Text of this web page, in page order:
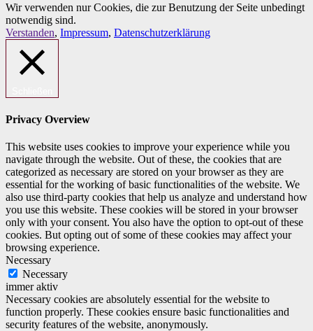
Wir verwenden nur Cookies, die zur Benutzung der Seite unbedingt
notwendig sind.
Verstanden, Impressum, Datenschutzerklärung
Privacy Overview
This website uses cookies to improve your experience while you
navigate through the website. Out of these, the cookies that are
categorized as necessary are stored on your browser as they are
essential for the working of basic functionalities of the website. We
also use third-party cookies that help us analyze and understand how
you use this website. These cookies will be stored in your browser
only with your consent. You also have the option to opt-out of these
cookies. But opting out of some of these cookies may affect your
browsing experience.
Necessary
Necessary
immer aktiv
Necessary cookies are absolutely essential for the website to
function properly. These cookies ensure basic functionalities and
security features of the website, anonymously.